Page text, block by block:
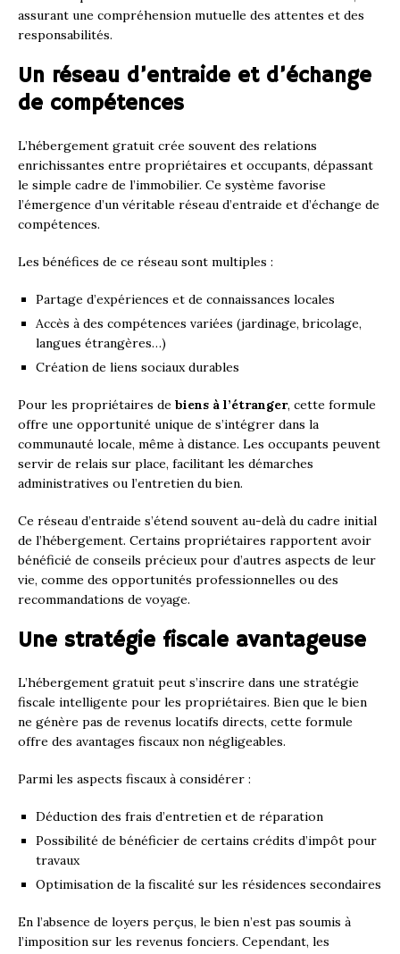
assurant une compréhension mutuelle des attentes et des
responsabilités.
Un réseau d’entraide et d’échange
de compétences
L’hébergement gratuit crée souvent des relations
enrichissantes entre propriétaires et occupants, dépassant
le simple cadre de l’immobilier. Ce système favorise
l’émergence d’un véritable réseau d’entraide et d’échange de
compétences.
Les bénéfices de ce réseau sont multiples :
Partage d’expériences et de connaissances locales
Accès à des compétences variées (jardinage, bricolage,
langues étrangères…)
Création de liens sociaux durables
Pour les propriétaires de biens à l’étranger, cette formule
offre une opportunité unique de s’intégrer dans la
communauté locale, même à distance. Les occupants peuvent
servir de relais sur place, facilitant les démarches
administratives ou l’entretien du bien.
Ce réseau d’entraide s’étend souvent au-delà du cadre initial
de l’hébergement. Certains propriétaires rapportent avoir
bénéficié de conseils précieux pour d’autres aspects de leur
vie, comme des opportunités professionnelles ou des
recommandations de voyage.
Une stratégie fiscale avantageuse
L’hébergement gratuit peut s’inscrire dans une stratégie
fiscale intelligente pour les propriétaires. Bien que le bien
ne génère pas de revenus locatifs directs, cette formule
offre des avantages fiscaux non négligeables.
Parmi les aspects fiscaux à considérer :
Déduction des frais d’entretien et de réparation
Possibilité de bénéficier de certains crédits d’impôt pour
travaux
Optimisation de la fiscalité sur les résidences secondaires
En l’absence de loyers perçus, le bien n’est pas soumis à
l’imposition sur les revenus fonciers. Cependant, les